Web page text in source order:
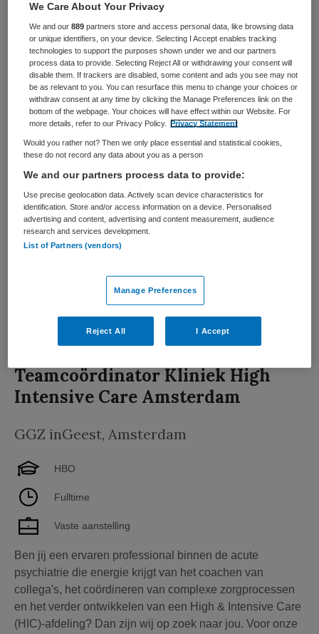
Hoofd wonen
Parnassia Groep,Rotterdam
HBO
Niet nader bepaald
Tijdelijk met uitzicht op vast
Antes zoekt voor locatie Sommelsdijkstraat,
Blommensteynweg en Bas Jungiriusstraat in Rotterdam
een hoofd wonen. Sta jij stevig in je schoenen? Ben je
integer, beschik je over een gezonde dosis humor en ben
je communicatief sterk? Lees dan verder. Dit ga je doen
Bekijk vacature Bewaren
Teamcoördinator Kliniek High
Intensive Care Amsterdam
GGZ inGeest, Amsterdam
HBO
Fulltime
Vaste aanstelling
Ben jij een ervaren professional binnen de acute
psychiatrie die energie krijgt van het coachen van
collega's, het coördineren van complexe zorgprocessen
en het verder ontwikkelen van een High & Intensive Care
(HIC)-afdeling? Dan zijn wij op zoek naar jou. Voor onze
We Care About Your Privacy
We and our889 partners store and access personal data, like browsing data
or unique identifiers, on your device. Selecting I Accept enables tracking
technologies to support the purposes shown under we and our partners
process data to provide. Selecting Reject All or withdrawing your consent will
disable them. If trackers are disabled, some content and ads you see may not
be as relevant to you. You can resurface this menu to change your choices or
withdraw consent at any time by clicking the Manage Preferences link on the
bottom of the webpage. Your choices will have effect within our Website. For
more details, refer to our Privacy Policy.
Privacy Statement
Would you rather not? Then we only place essential and statistical cookies,
these do not record any data about you as a person
We and our partners process data to provide:
Use precise geolocation data. Actively scan device characteristics for
identification. Store and/or access information on a device. Personalised
advertising and content, advertising and content measurement, audience
research and services development.
List of Partners (vendors)
Manage Preferences
Reject All I Accept